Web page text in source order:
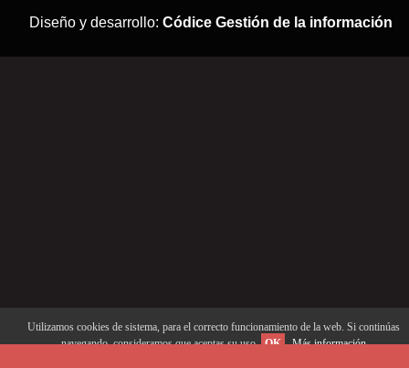
Diseño y desarrollo: Códice Gestión de la información
Utilizamos cookies de sistema, para el correcto funcionamiento de la web. Si continúas
navegando, consideramos que aceptas su uso. OK Más información